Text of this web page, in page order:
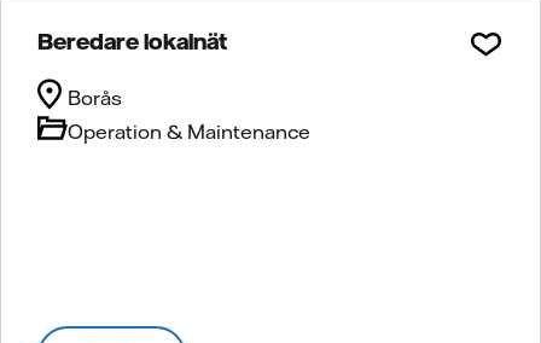
Beredare lokalnät
Operation & Maintenance
Borås